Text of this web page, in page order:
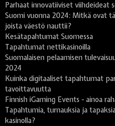
Parhaat innovatiiviset viihdeideat
Suomi vuonna 2024: Mitkä ovat
joista väestö nauttii?
Kesätapahtumat Suomessa
Tapahtumat nettikasinoilla
Suomalaisen pelaamisen
2024
Kuinka digitaaliset tapahtumat
tavoittavuutta
Finnish iGaming Events - ainoa
Tapahtumia, turnauksia ja
kasinolla?